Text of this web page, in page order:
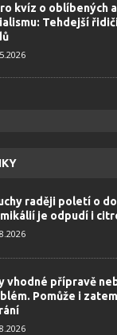
kvíz o oblíbených
Tehdejší
raději poletí o
je odpudí i
vhodné přípravě
Pomůže i